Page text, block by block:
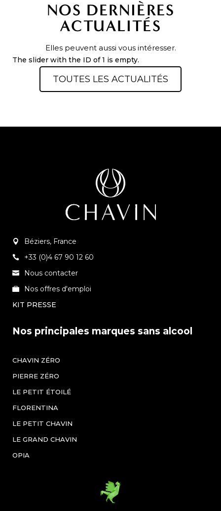
NOS DERNIÈRES
ACTUALITÉS
Elles peuvent aussi vous intéresser.
The slider with the ID of 1 is empty.
TOUTES LES ACTUALITÉS
Béziers, France
+33 (0)4 67 90 12 60
Nous contacter
Nos offres d'emploi
KIT PRESSE
Nos principales marques sans alcool
CHAVIN ZÉRO
PIERRE ZÉRO
LE PETIT ÉTOILÉ
FLORENTINA
LE PETIT CHAVIN
LE GRAND CHAVIN
OPIA